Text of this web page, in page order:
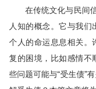
在传统文化与民间
人知的概念。它与我们
个人的命运息息相关。
复的困境，比如感情不
些问题可能与“受生债”